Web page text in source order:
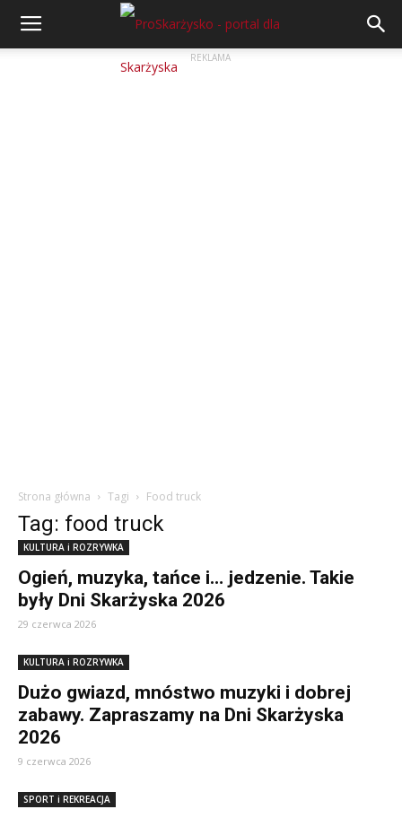
REKLAMA
Strona główna Tagi Food truck
Tag: food truck
KULTURA i ROZRYWKA
Ogień, muzyka, tańce i… jedzenie. Takie
były Dni Skarżyska 2026
29 czerwca 2026
KULTURA i ROZRYWKA
Dużo gwiazd, mnóstwo muzyki i dobrej
zabawy. Zapraszamy na Dni Skarżyska
2026
9 czerwca 2026
SPORT i REKREACJA